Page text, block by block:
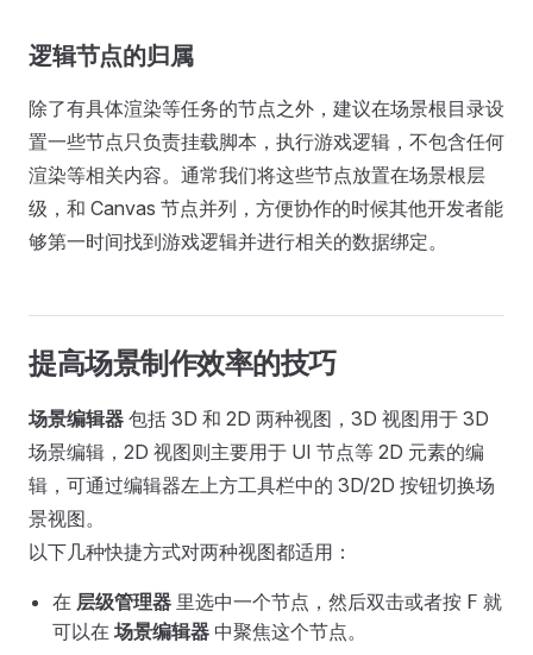
逻辑节点的归属
除了有具体渲染等任务的节点之外，建议在场景根目录设
置一些节点只负责挂载脚本，执行游戏逻辑，不包含任何
渲染等相关内容。通常我们将这些节点放置在场景根层
级，和 Canvas 节点并列，方便协作的时候其他开发者能
够第一时间找到游戏逻辑并进行相关的数据绑定。
提高场景制作效率的技巧
场景编辑器 包括 3D 和 2D 两种视图，3D 视图用于 3D
场景编辑，2D 视图则主要用于 UI 节点等 2D 元素的编
辑，可通过编辑器左上方工具栏中的 3D/2D 按钮切换场
景视图。
以下几种快捷方式对两种视图都适用：
在 层级管理器 里选中一个节点，然后双击或者按 F 就
可以在 场景编辑器 中聚焦这个节点。